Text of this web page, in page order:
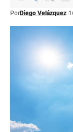
PorDiego Velázquez